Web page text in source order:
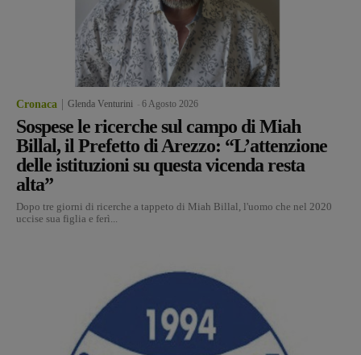
Cronaca Glenda Venturini 6 Agosto 2026
Sospese le ricerche sul campo di Miah
Billal, il Prefetto di Arezzo: “L’attenzione
delle istituzioni su questa vicenda resta
alta”
Dopo tre giorni di ricerche a tappeto di Miah Billal, l'uomo che nel 2020
uccise sua figlia e ferì...